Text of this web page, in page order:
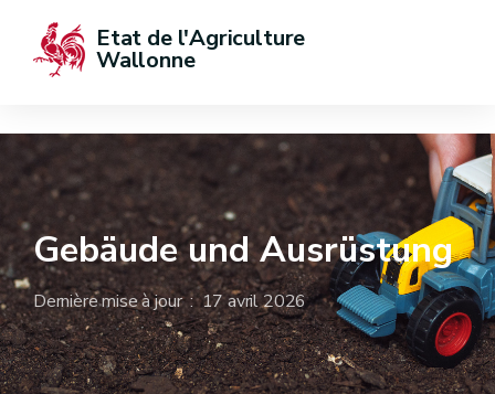
Etat de l'Agriculture
Wallonne
Gebäude und Ausrüstung
Dernière mise à jour : 17 avril 2026